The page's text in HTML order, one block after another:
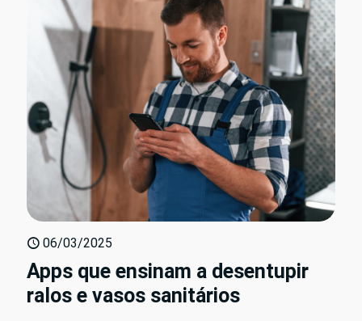
06/03/2025
Apps que ensinam a desentupir
ralos e vasos sanitários